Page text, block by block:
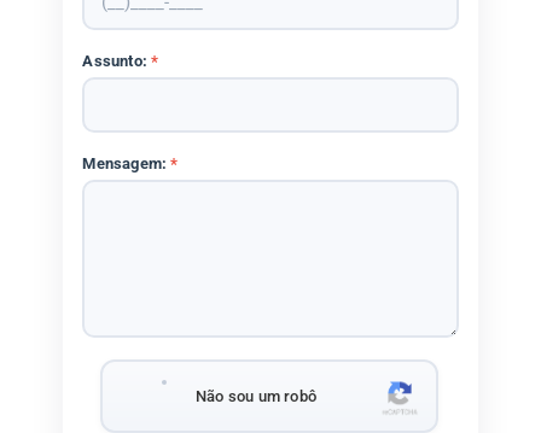
Assunto:*
Mensagem:*
Não sou um robô